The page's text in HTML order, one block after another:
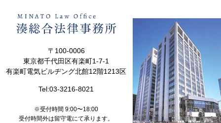
〒100-0006
東京都千代田区有楽町1-7-1
有楽町電気ビルヂング北館12階1213区
Tel:03-3216-8021
※受付時間 9:00〜18:00
受付時間外は留守電にて承ります。